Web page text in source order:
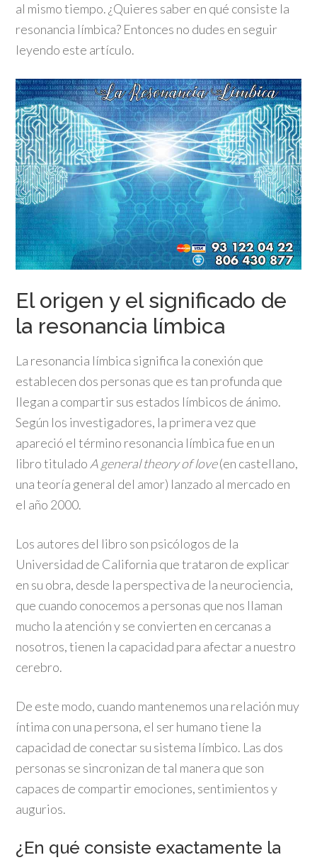
al mismo tiempo. ¿Quieres saber en qué consiste la
resonancia límbica? Entonces no dudes en seguir
leyendo este artículo.
El origen y el significado de
la resonancia límbica
La resonancia límbica significa la conexión que
establecen dos personas que es tan profunda que
llegan a compartir sus estados límbicos de ánimo.
Según los investigadores, la primera vez que
apareció el término resonancia límbica fue en un
libro titulado A general theory of love(en castellano,
una teoría general del amor) lanzado al mercado en
el año 2000.
Los autores del libro son psicólogos de la
Universidad de California que trataron de explicar
en su obra, desde la perspectiva de la neurociencia,
que cuando conocemos a personas que nos llaman
mucho la atención y se convierten en cercanas a
nosotros, tienen la capacidad para afectar a nuestro
cerebro.
De este modo, cuando mantenemos una relación muy
íntima con una persona, el ser humano tiene la
capacidad de conectar su sistema límbico. Las dos
personas se sincronizan de tal manera que son
capaces de compartir emociones, sentimientos y
augurios.
¿En qué consiste exactamente la